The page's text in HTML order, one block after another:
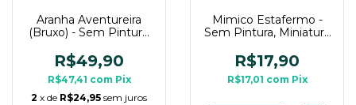
Aranha Aventureira
(Bruxo) - Sem Pintura,
Para Rpg de Mesa
R$49,90
R$47,41 com Pix
2 x de R$24,95 sem juros
Mimico Estafermo -
Sem Pintura, Miniatura
de Mesa
R$17,90
R$17,01 com Pix